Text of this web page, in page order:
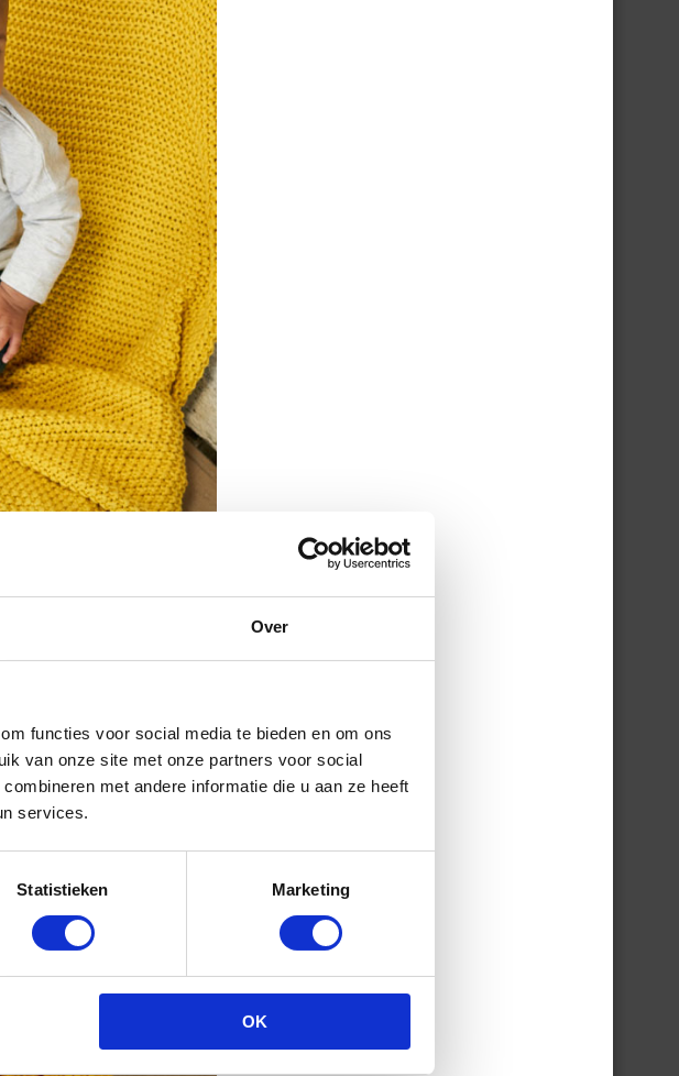
Over
functies voor social media te bieden en om ons
van onze site met onze partners voor social
met andere informatie die u aan ze heeft
services.
Statistieken Marketing
OK